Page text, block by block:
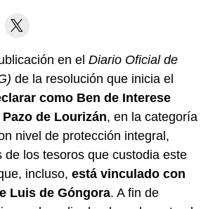
en el Diario Oficial de
de la resolución que inicia el
como Ben de Interese
de Lourizán, en la categoría
nivel de protección integral,
de los tesoros que custodia este
incluso, está vinculado con
Luis de Góngora. A fin de